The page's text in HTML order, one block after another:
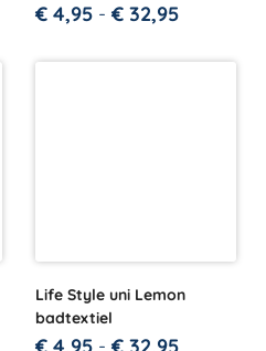
€ 4,95 - € 32,95
Life Style uni Lemon
badtextiel